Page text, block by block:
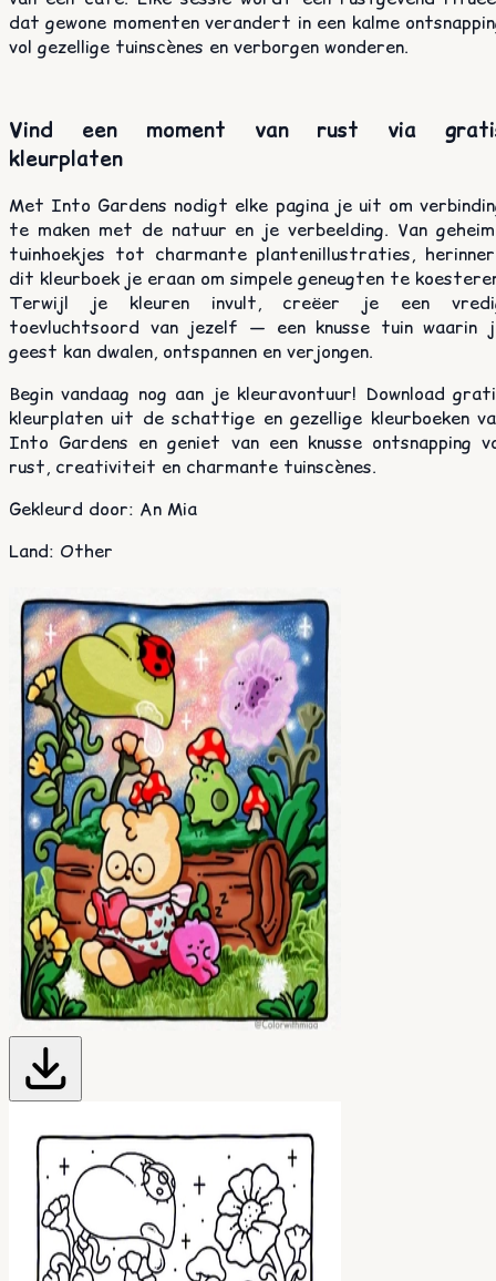
dat gewone momenten verandert in een kalme
vol gezellige tuinscènes en verborgen wonderen.
Vind een moment van rust via
kleurplaten
Met Into Gardens nodigt elke pagina je uit om
te maken met de natuur en je verbeelding. Van
tuinhoekjes tot charmante plantenillustraties,
dit kleurboek je eraan om simpele geneugten te
Terwijl je kleuren invult, creëer je een
toevluchtsoord van jezelf — een knusse tuin waarin
geest kan dwalen, ontspannen en verjongen.
Begin vandaag nog aan je kleuravontuur! Download
kleurplaten uit de schattige en gezellige kleurboeken
Into Gardens en geniet van een knusse ontsnapping
rust, creativiteit en charmante tuinscènes.
Gekleurd door: An Mia
Land: Other